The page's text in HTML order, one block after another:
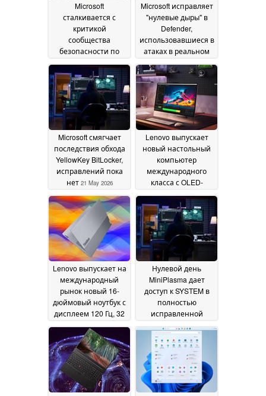
Microsoft
сталкивается с
критикой
сообщества
безопасности по
Eclipse
30 May 2026
Microsoft исправляет
"нулевые дыры" в
Defender,
использовавшиеся в
атаках в реальном
22 May 2026
Microsoft смягчает
последствия обхода
YellowKey BitLocker,
исправлений пока
нет 21 May 2026
Lenovo выпускает
новый настольный
компьютер
международного
класса с OLED-
графикой Arc B390
May 2026
Lenovo выпускает на
международный
рынок новый 16-
дюймовый ноутбук с
дисплеем 120 Гц, 32
Lake19 May 2026
Нулевой день
MiniPlasma дает
доступ к SYSTEM в
полностью
исправленной
18 May 2026